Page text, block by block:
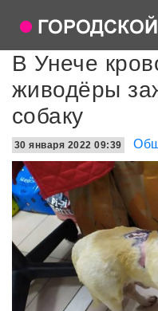
В Унече
живодёры
собаку
30 января 2022 09:39